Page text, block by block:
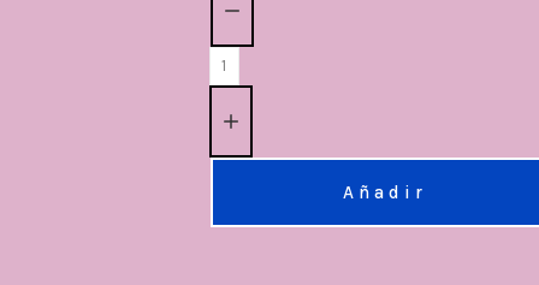
Añadir